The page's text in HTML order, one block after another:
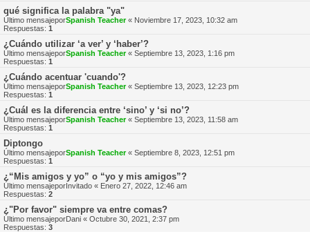
qué significa la palabra "ya"
Último mensajeporSpanish Teacher« Noviembre 17, 2023, 10:32 am
Respuestas: 1
¿Cuándo utilizar ‘a ver’ y ‘haber’?
Último mensajeporSpanish Teacher« Septiembre 13, 2023, 1:16 pm
Respuestas: 1
¿Cuándo acentuar 'cuando'?
Último mensajeporSpanish Teacher« Septiembre 13, 2023, 12:23 pm
Respuestas: 1
¿Cuál es la diferencia entre ‘sino’ y ‘si no’?
Último mensajeporSpanish Teacher« Septiembre 13, 2023, 11:58 am
Respuestas: 1
Diptongo
Último mensajeporSpanish Teacher« Septiembre 8, 2023, 12:51 pm
Respuestas: 1
¿“Mis amigos y yo” o “yo y mis amigos”?
Último mensajeporInvitado « Enero 27, 2022, 12:46 am
Respuestas: 2
¿"Por favor" siempre va entre comas?
Último mensajeporDani « Octubre 30, 2021, 2:37 pm
Respuestas: 3